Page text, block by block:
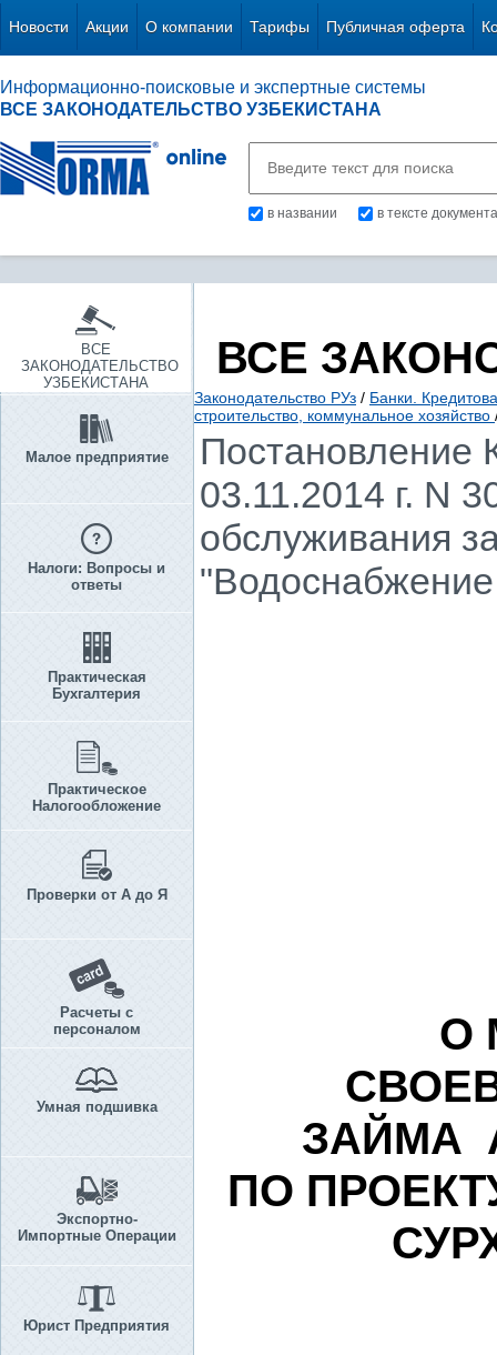
Новости Акции О компании Тарифы Публичная оферта
Информационно-поисковые и экспертные системы
ВСЕ ЗАКОНОДАТЕЛЬСТВО УЗБЕКИСТАНА
в названии в тексте документа
ВСЕ
ЗАКОНОДАТЕЛЬСТВО
УЗБЕКИСТАНА
Малое предприятие
Налоги: Вопросы и
ответы
Практическая
Бухгалтерия
Практическое
Налогообложение
Проверки от А до Я
Расчеты с
персоналом
Умная подшивка
Экспортно-
Импортные Операции
Юрист Предприятия
ВСЕ
Законодательство РУз / Банки.
строительство, коммунальное хозяйство
Постановление
03.11.2014 г. N
обслуживания
О
ЗАЙМА
ПО